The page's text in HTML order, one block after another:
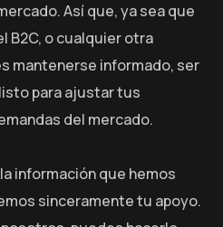
Así que, ya sea que
B2C, o cualquier otra
mantenerse informado, ser
para ajustar tus
del mercado.
información que hemos
sinceramente tu apoyo.